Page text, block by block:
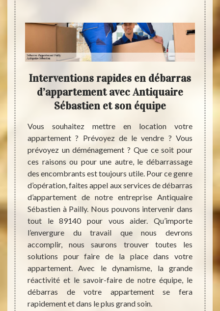
l’on
Au
des
de
à
vos
au
Le
ainsi
si
Interventions rapides en débarras
d’appartement avec Antiquaire
Sébastien et son équipe
Vous souhaitez mettre en location votre
appartement ? Prévoyez de le vendre ? Vous
prévoyez un déménagement ? Que ce soit pour
ces raisons ou pour une autre, le débarrassage
des encombrants est toujours utile. Pour ce genre
d’opération, faites appel aux services de débarras
d’appartement de notre entreprise Antiquaire
Sébastien à Pailly. Nous pouvons intervenir dans
tout le 89140 pour vous aider. Qu’importe
l’envergure du travail que nous devrons
accomplir, nous saurons trouver toutes les
solutions pour faire de la place dans votre
appartement. Avec le dynamisme, la grande
réactivité et le savoir-faire de notre équipe, le
débarras de votre appartement se fera
rapidement et dans le plus grand soin.
Cela
tous